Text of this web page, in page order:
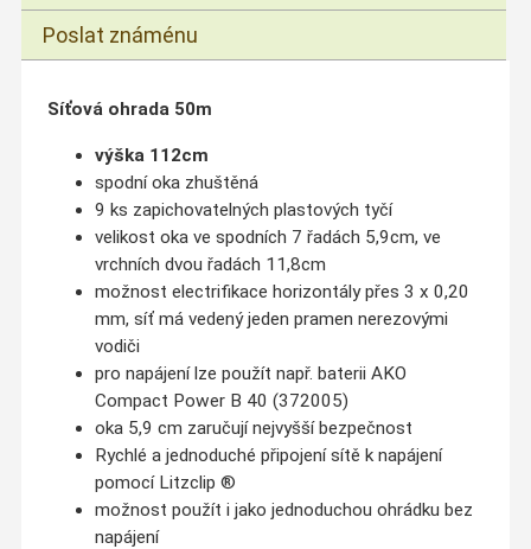
Poslat známénu
Síťová ohrada 50m
výška 112cm
spodní oka zhuštěná
9 ks zapichovatelných plastových tyčí
velikost oka ve spodních 7 řadách 5,9cm, ve
vrchních dvou řadách 11,8cm
možnost electrifikace horizontály přes 3 x 0,20
mm, síť má vedený jeden pramen nerezovými
vodiči
pro napájenílze použít např. baterii AKO
Compact Power B 40 (372005)
oka 5,9 cm zaručují nejvyšší bezpečnost
Rychlé a jednoduché připojení sítě k napájení
pomocí Litzclip ®
možnost použít i jako jednoduchou ohrádku bez
napájení